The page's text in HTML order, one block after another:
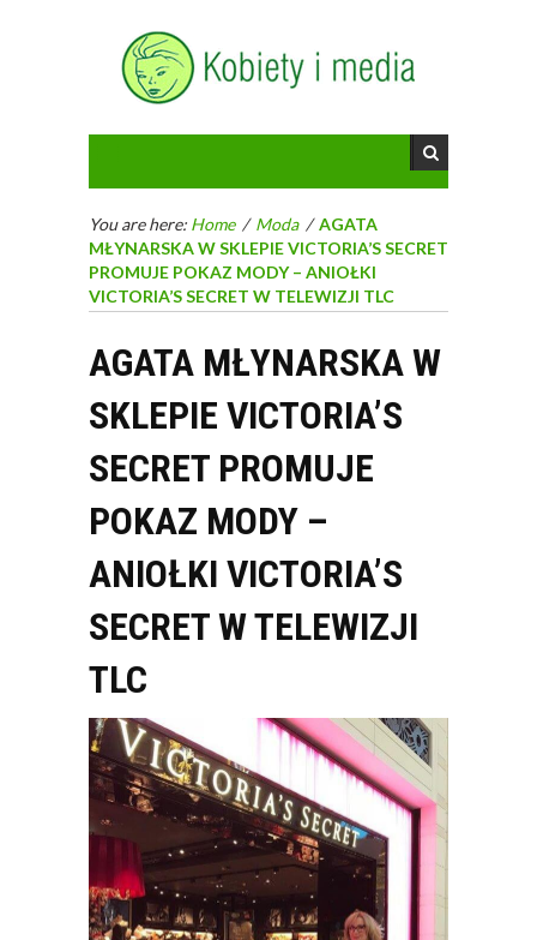
You are here: Home / Moda /AGATA
MŁYNARSKA W SKLEPIE VICTORIA’S SECRET
PROMUJE POKAZ MODY – ANIOŁKI
VICTORIA’S SECRET W TELEWIZJI TLC
AGATA MŁYNARSKA W
SKLEPIE VICTORIA’S
SECRET PROMUJE
POKAZ MODY –
ANIOŁKI VICTORIA’S
SECRET W TELEWIZJI
TLC